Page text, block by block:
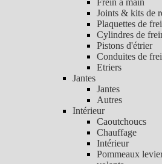
Frein à main
Joints & kits de
Plaquettes de
Cylindres de
Pistons d'étrier
Conduites de
Etriers
Jantes
Jantes
Autres
Intérieur
Caoutchoucs
Chauffage
Intérieur
Pommeaux